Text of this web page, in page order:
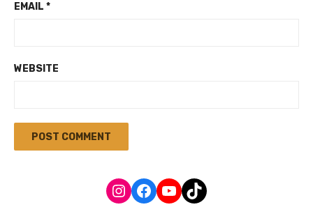
EMAIL *
WEBSITE
Instagram
Facebook
YouTube
TikTok